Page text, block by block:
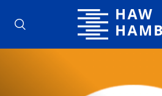
Hochschule für